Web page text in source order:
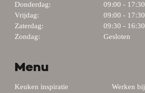
Donderdag:
09:00 - 17:30
Vrijdag:
09:00 - 17:30
Zaterdag:
09:30 - 16:30
Zondag:
Gesloten
Menu
Keuken inspiratie
Werken bij